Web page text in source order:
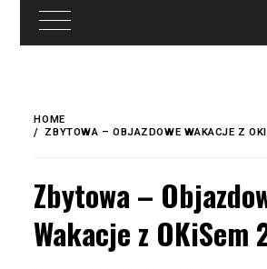
treści
content
HOME
ZBYTOWA – OBJAZDOWE WAKACJE Z
Zbytowa –
Wakacje z OKiSem